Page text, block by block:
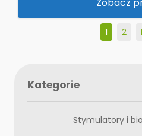
Kategorie
Stymulatory i
Zobacz
1 2